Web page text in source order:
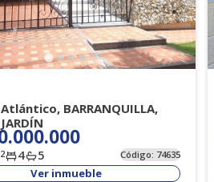
BARRANQUILLA,
2 4 5 Código: 74635
Ver inmueble